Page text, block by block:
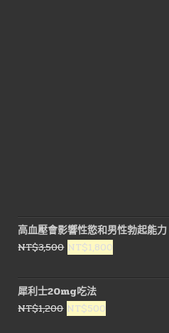
高血壓會影響性慾和男性勃起能力
NT$3,500 原
價
格：
NT$3,500。
NT$1,800
價
犀利士20mg吃法
NT$1,200 原
NT$500